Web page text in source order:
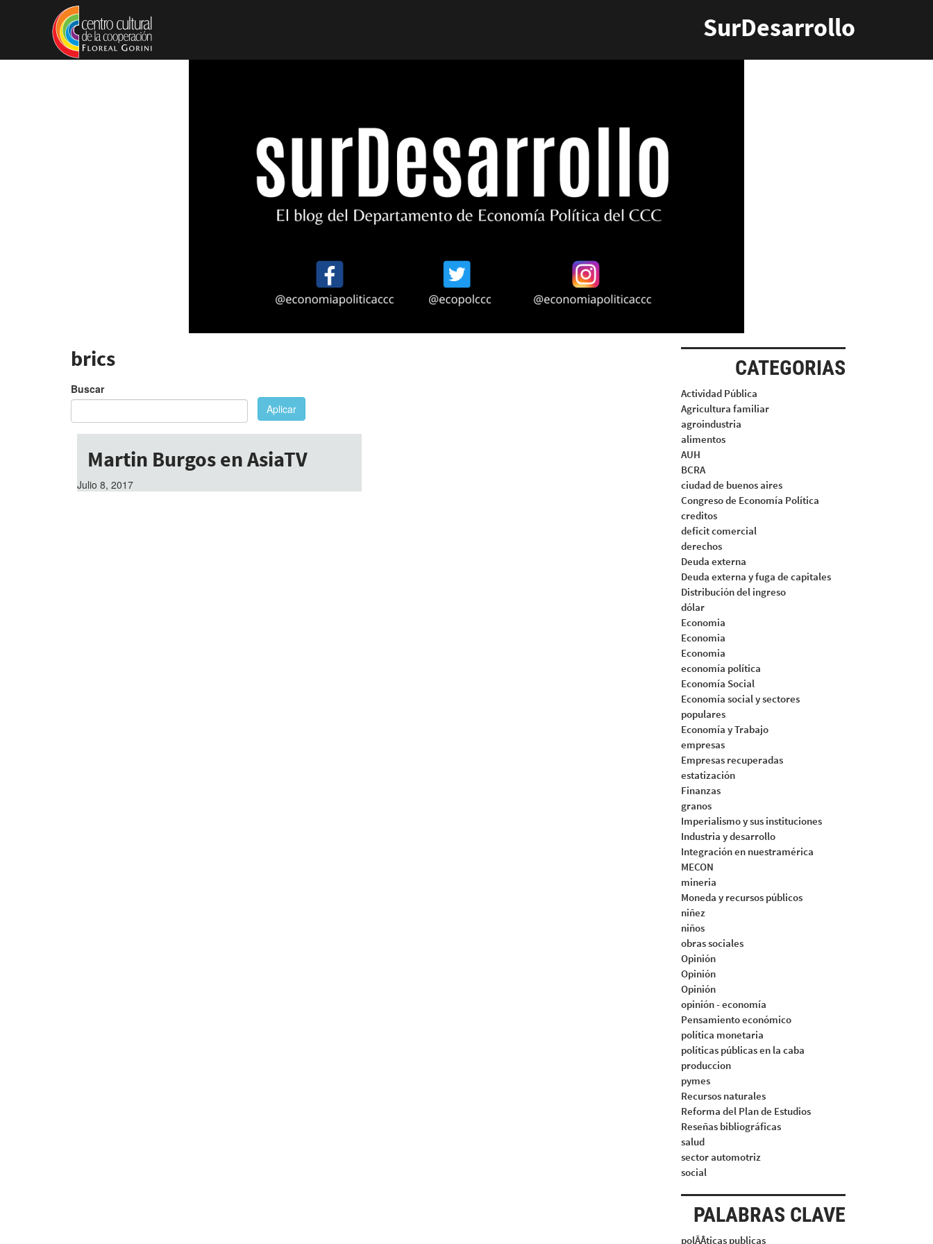
Pasar al contenido principal
SurDesarrollo
brics
Buscar
Aplicar
Martin Burgos en AsiaTV
Julio 8, 2017
CATEGORIAS
Actividad Pública
Agricultura familiar
agroindustria
alimentos
AUH
BCRA
ciudad de buenos aires
Congreso de Economía Política
creditos
deficit comercial
derechos
Deuda externa
Deuda externa y fuga de capitales
Distribución del ingreso
dólar
Economia
Economia
Economia
economía política
Economía Social
Economía social y sectores
populares
Economía y Trabajo
empresas
Empresas recuperadas
estatización
Finanzas
granos
Imperialismo y sus instituciones
Industria y desarrollo
Integración en nuestramérica
MECON
mineria
Moneda y recursos públicos
niñez
niños
obras sociales
Opinión
Opinión
Opinión
opinión - economía
Pensamiento económico
política monetaria
políticas públicas en la caba
produccion
pymes
Recursos naturales
Reforma del Plan de Estudios
Reseñas bibliográficas
salud
sector automotriz
social
PALABRAS CLAVE
polÃÂticas publicas